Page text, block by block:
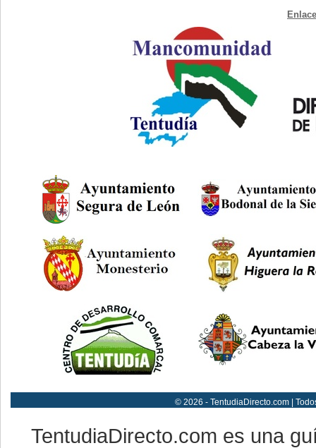
© 2026 - TentudiaDirecto.com |
TentudiaDirecto.com es una